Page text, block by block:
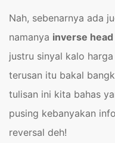
Nah, sebenarnya ada
namanya inverse
justru sinyal kalo
terusan itu bakal
tulisan ini kita bahas
pusing kebanyakan
reversal deh!